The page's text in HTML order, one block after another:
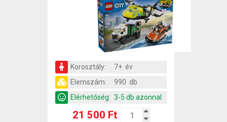
Korosztály:
7+ év
Elemszám:
990 db
Elérhetőség: 3-5 db azonnal
21 500 Ft